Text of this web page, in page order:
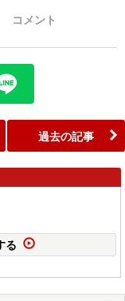
コメント
過去の記事
る